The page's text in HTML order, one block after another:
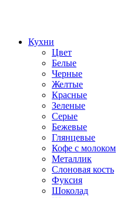
Кухни
Цвет
Белые
Черные
Желтые
Красные
Зеленые
Серые
Бежевые
Глянцевые
Кофе с молоком
Металлик
Слоновая кость
Фуксия
Шоколад